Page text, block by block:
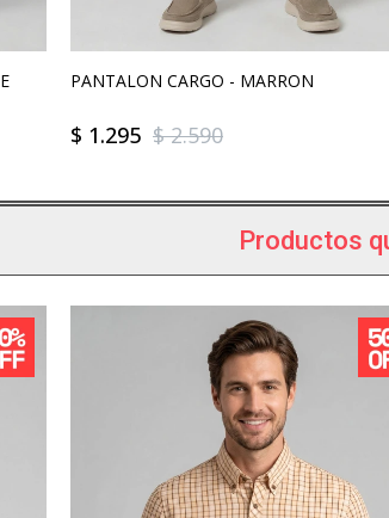
PANTALON CARGO - MARRON
$ 1.295 $ 2.590
Productos